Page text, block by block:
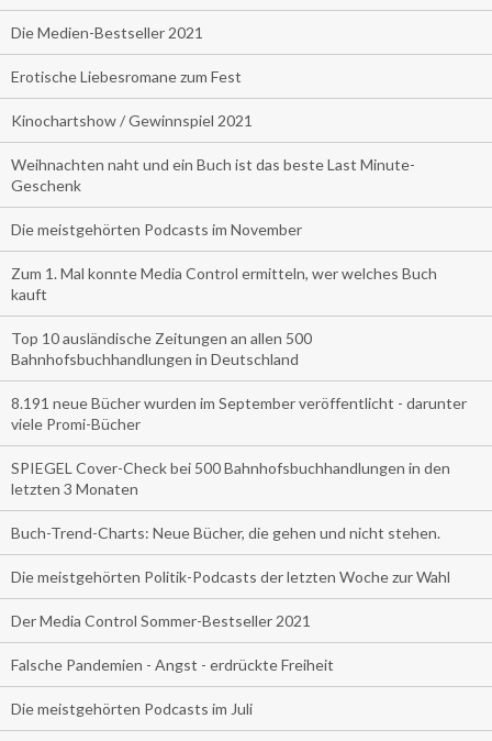
Die Medien-Bestseller 2021
Erotische Liebesromane zum Fest
Kinochartshow / Gewinnspiel 2021
Weihnachten naht und ein Buch ist das beste Last Minute-
Geschenk
Die meistgehörten Podcasts im November
Zum 1. Mal konnte Media Control ermitteln, wer welches Buch
kauft
Top 10 ausländische Zeitungen an allen 500
Bahnhofsbuchhandlungen in Deutschland
8.191 neue Bücher wurden im September veröffentlicht - darunter
viele Promi-Bücher
SPIEGEL Cover-Check bei 500 Bahnhofsbuchhandlungen in den
letzten 3 Monaten
Buch-Trend-Charts: Neue Bücher, die gehen und nicht stehen.
Die meistgehörten Politik-Podcasts der letzten Woche zur Wahl
Der Media Control Sommer-Bestseller 2021
Falsche Pandemien - Angst - erdrückte Freiheit
Die meistgehörten Podcasts im Juli